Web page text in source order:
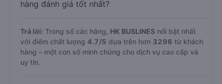
hàng đánh giá tốt nhất?
Trả lời: Trong số các hãng, HK BUSLINES nổi bật nhất
với điểm chất lượng 4.7/5 dựa trên hơn 3296 từ khách
hàng – một con số minh chứng cho dịch vụ cao cấp và
uy tín.